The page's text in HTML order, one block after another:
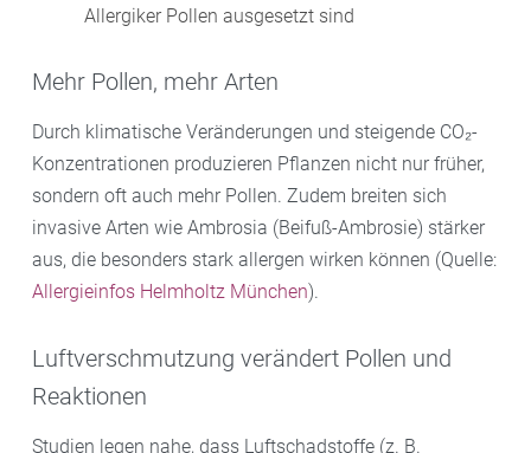
Allergiker Pollen ausgesetzt sind
Mehr Pollen, mehr Arten
Durch klimatische Veränderungen und steigende CO₂-
Konzentrationen produzieren Pflanzen nicht nur früher,
sondern oft auch mehr Pollen. Zudem breiten sich
invasive Arten wie Ambrosia (Beifuß-Ambrosie) stärker
aus, die besonders stark allergen wirken können (Quelle:
Allergieinfos Helmholtz München).
Luftverschmutzung verändert Pollen und
Reaktionen
Studien legen nahe, dass Luftschadstoffe (z. B.